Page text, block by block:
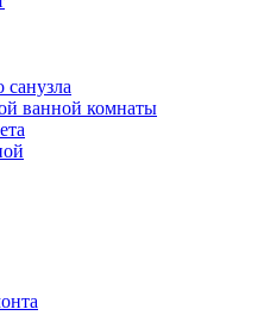
санузла
ванной комнаты